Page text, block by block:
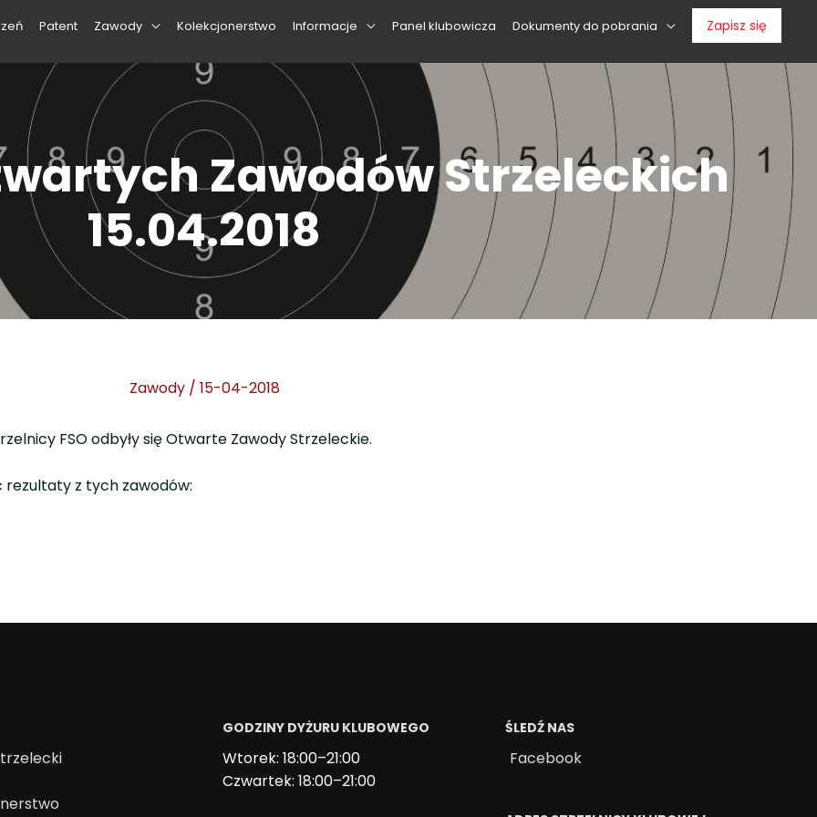
Patent Zawody Kolekcjonerstwo Informacje Panel klubowicza Dokumenty do pobrania Zapisz się
Zawodów Strzeleckich
15.04.2018
Zawody/ 15-04-2018
FSO odbyły się Otwarte Zawody Strzeleckie.
z tych zawodów:
GODZINY DYŻURU KLUBOWEGO
Wtorek: 18:00–21:00
Czwartek: 18:00–21:00
ŚLEDŹ NAS
Facebook